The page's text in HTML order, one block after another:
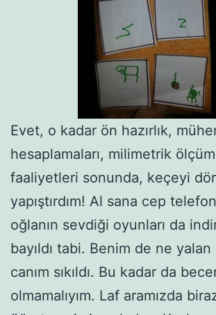
Evet, o kadar ön hazırlık,
hesaplamaları, milimetrik
faaliyetleri sonunda, keçeyi
yapıştırdım! Al sana cep
oğlanın sevdiği oyunları da
bayıldı tabi. Benim de ne
canım sıkıldı. Bu kadar da
olmamalıyım. Laf aramızda